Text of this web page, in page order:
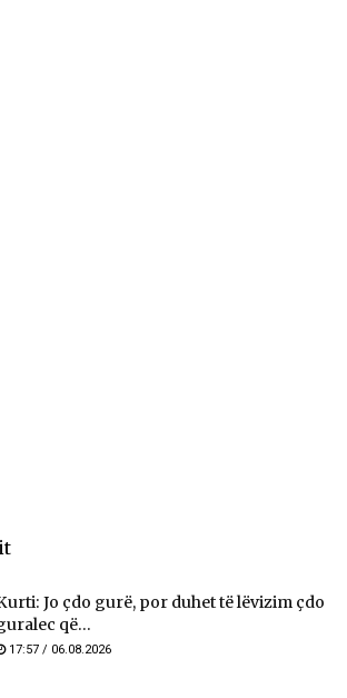
Jo çdo gurë, por duhet të lëvizim çdo
që...
17:57 / 06.08.2026